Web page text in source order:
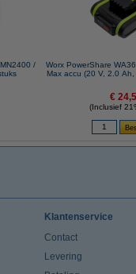
/
Worx PowerShare
Max accu (20 V, 2.0
€
(Inclusief
Klantenservice
Contact
Levering